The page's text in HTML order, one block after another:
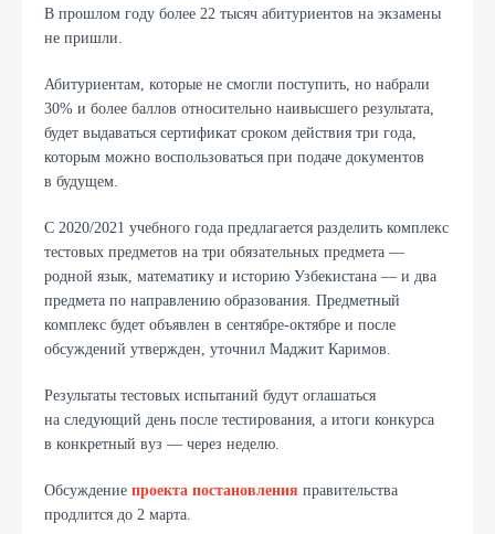
В прошлом году более 22 тысяч абитуриентов на экзамены
не пришли.
Абитуриентам, которые не смогли поступить, но набрали
30% и более баллов относительно наивысшего результата,
будет выдаваться сертификат сроком действия три года,
которым можно воспользоваться при подаче документов
в будущем.
C 2020/2021 учебного года предлагается разделить комплекс
тестовых предметов на три обязательных предмета —
родной язык, математику и историю Узбекистана — и два
предмета по направлению образования. Предметный
комплекс будет объявлен в сентябре-октябре и после
обсуждений утвержден, уточнил Маджит Каримов.
Результаты тестовых испытаний будут оглашаться
на следующий день после тестирования, а итоги конкурса
в конкретный вуз — через неделю.
Обсуждение проекта постановления правительства
продлится до 2 марта.